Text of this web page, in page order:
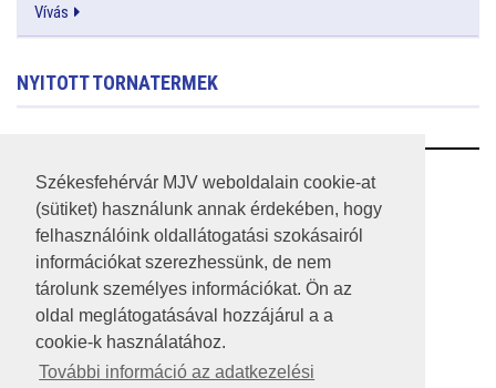
Székesfehérvár MJV weboldalain cookie-at
(sütiket) használunk annak érdekében, hogy
felhasználóink oldallátogatási szokásairól
információkat szerezhessünk, de nem
tárolunk személyes információkat. Ön az
oldal meglátogatásával hozzájárul a a
cookie-k használatához.
További információ az adatkezelési
Vívás
NYITOTT TORNATERMEK
RSS
A HONLAP 2017.03.31-I ÁLLAPOTA
JOGI NYILATKOZAT
IMPRESSZUM